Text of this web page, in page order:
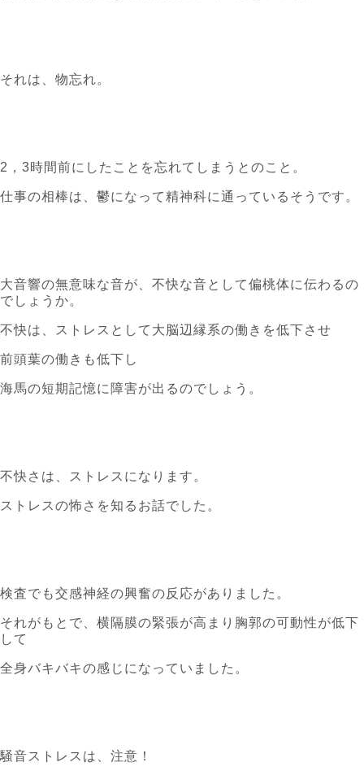
それは、物忘れ。
2，3時間前にしたことを忘れてしまうとのこと。
仕事の相棒は、鬱になって精神科に通っているそうです。
大音響の無意味な音が、不快な音として偏桃体に伝わるの
でしょうか。
不快は、ストレスとして大脳辺縁系の働きを低下させ
前頭葉の働きも低下し
海馬の短期記憶に障害が出るのでしょう。
不快さは、ストレスになります。
ストレスの怖さを知るお話でした。
検査でも交感神経の興奮の反応がありました。
それがもとで、横隔膜の緊張が高まり胸郭の可動性が低下
して
全身バキバキの感じになっていました。
騒音ストレスは、注意！